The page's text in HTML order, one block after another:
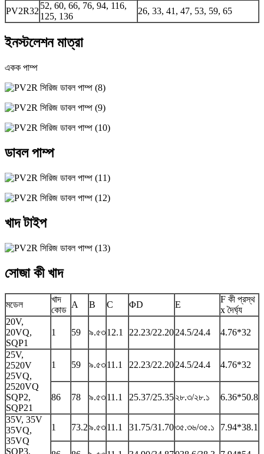
PV2R32
52, 60, 66, 76, 94, 116,
125, 136
26, 33, 41, 47, 53, 59, 65
ইনস্টলেশন মাত্রা
একক পাম্প
ডাবল পাম্প
খাদ টাইপ
সোজা কী খাদ
মডেল
খাদ
কোড
A B C ΦD E
F কী প্রস্থ
x দৈর্ঘ্য
20V,
20VQ,
SQP1
1 59 ৯.৫৩12.1 22.23/22.2024.5/24.4 4.76*32
25V,
2520V
25VQ,
2520VQ
SQP2,
SQP21
1 59 ৯.৫৩11.1 22.23/22.2024.5/24.4 4.76*32
86 78 ৯.৫৩11.1 25.37/25.35২৮.৩/২৮.১ 6.36*50.8
35V, 35V
35VQ,
35VQ
SQP3,
1 73.2৯.৫৩11.1 31.75/31.70৩৫.৩৬/৩৫.১ 7.94*38.1